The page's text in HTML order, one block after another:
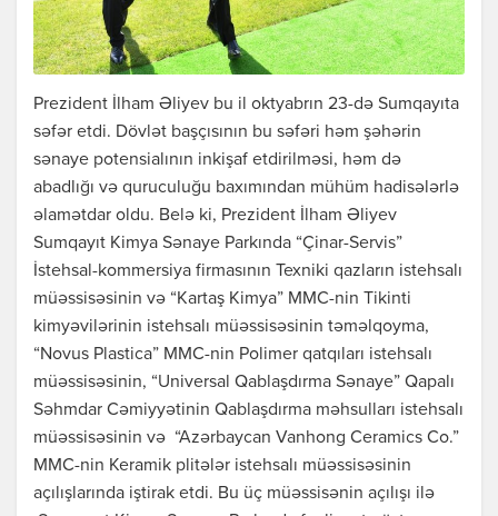
Prezident İlham Əliyev bu il oktyabrın 23-də Sumqayıta
səfər etdi. Dövlət başçısının bu səfəri həm şəhərin
sənaye potensialının inkişaf etdirilməsi, həm də
abadlığı və quruculuğu baxımından mühüm hadisələrlə
əlamətdar oldu. Belə ki, Prezident İlham Əliyev
Sumqayıt Kimya Sənaye Parkında “Çinar-Servis”
İstehsal-kommersiya firmasının Texniki qazların istehsalı
müəssisəsinin və “Kartaş Kimya” MMC-nin Tikinti
kimyəvilərinin istehsalı müəssisəsinin təməlqoyma,
“Novus Plastica” MMC-nin Polimer qatqıları istehsalı
müəssisəsinin, “Universal Qablaşdırma Sənaye” Qapalı
Səhmdar Cəmiyyətinin Qablaşdırma məhsulları istehsalı
müəssisəsinin və “Azərbaycan Vanhong Ceramics Co.”
MMC-nin Keramik plitələr istehsalı müəssisəsinin
açılışlarında iştirak etdi. Bu üç müəssisənin açılışı ilə